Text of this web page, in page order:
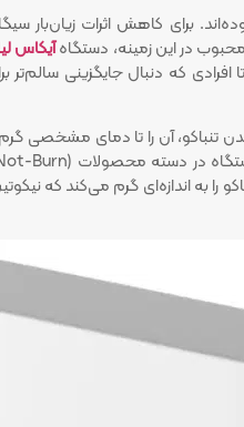
برای کاهش اثرات زیان‌بار
در این زمینه، دستگاهآیکاس
افرادی که دنبال جایگزینی
تنباکو، آن را تا دمای مشخصی
را به اندازه‌ای گرم می‌کند که